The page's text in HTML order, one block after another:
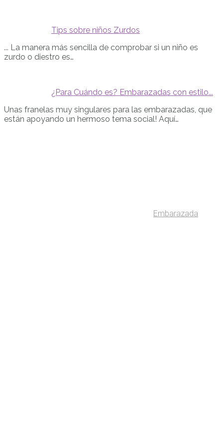
Tips sobre niños Zurdos
... La manera más sencilla de comprobar si un niño es
zurdo o diestro es…
¿Para Cuándo es? Embarazadas con estilo...
Unas franelas muy singulares para las embarazadas, que
están apoyando un hermoso tema social! Aquí…
Embarazada